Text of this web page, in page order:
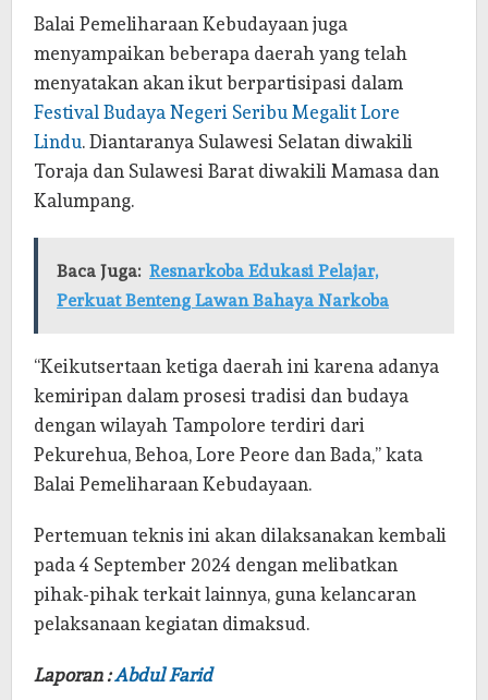
Balai Pemeliharaan Kebudayaan juga
menyampaikan beberapa daerah yang telah
menyatakan akan ikut berpartisipasi dalam
Festival Budaya Negeri Seribu Megalit Lore
Lindu. Diantaranya Sulawesi Selatan diwakili
Toraja dan Sulawesi Barat diwakili Mamasa dan
Kalumpang.
Baca Juga: Resnarkoba Edukasi Pelajar,
Perkuat Benteng Lawan Bahaya Narkoba
“Keikutsertaan ketiga daerah ini karena adanya
kemiripan dalam prosesi tradisi dan budaya
dengan wilayah Tampolore terdiri dari
Pekurehua, Behoa, Lore Peore dan Bada,” kata
Balai Pemeliharaan Kebudayaan.
Pertemuan teknis ini akan dilaksanakan kembali
pada 4 September 2024 dengan melibatkan
pihak-pihak terkait lainnya, guna kelancaran
pelaksanaan kegiatan dimaksud.
Laporan :Abdul Farid